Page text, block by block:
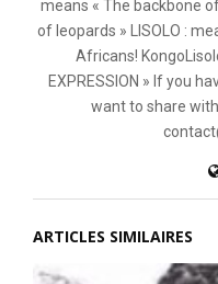
means « The backbone
of leopards » LISOLO :
Africans!
EXPRESSION » If you
want to share
ARTICLES SIMILAIRES